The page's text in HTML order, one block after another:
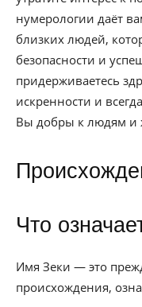
нумерологии даёт
близких людей,
безопасности и
придерживаетесь
искренности и
Вы добры к людям и
Что
Имя Зеки — это
происхождения,